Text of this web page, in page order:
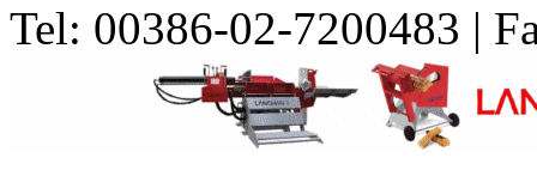
Tel: 00386-02-7200483 |